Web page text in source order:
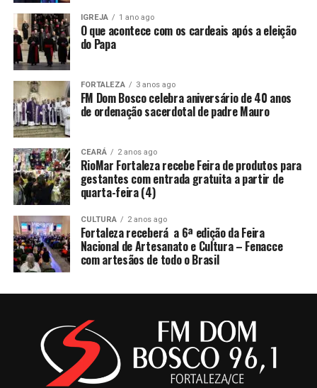
IGREJA 1 ano ago
O que acontece com os cardeais após a eleição
do Papa
FORTALEZA 3 anos ago
FM Dom Bosco celebra aniversário de 40 anos
de ordenação sacerdotal de padre Mauro
CEARÁ 2 anos ago
RioMar Fortaleza recebe Feira de produtos para
gestantes com entrada gratuita a partir de
quarta-feira (4)
CULTURA 2 anos ago
Fortaleza receberá a 6ª edição da Feira
Nacional de Artesanato e Cultura – Fenacce
com artesãos de todo o Brasil